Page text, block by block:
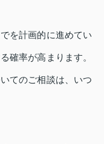
を計画的に進めてい
確率が高まります。
てのご相談は、いつ